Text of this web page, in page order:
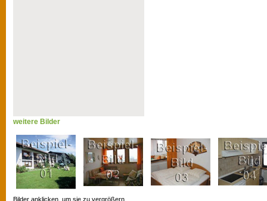
weitere Bilder
Bilder anklicken, um sie zu vergrößern